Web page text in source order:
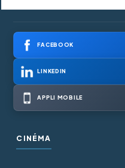
FACEBOOK
LINKEDIN
APPLI MOBILE
CINÉMA